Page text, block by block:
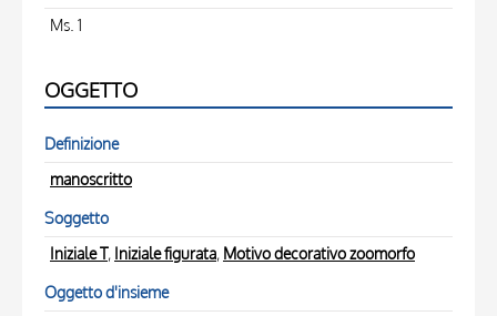
Ms. 1
OGGETTO
Definizione
manoscritto
Soggetto
Iniziale T, Iniziale figurata, Motivo decorativo zoomorfo
Oggetto d'insieme